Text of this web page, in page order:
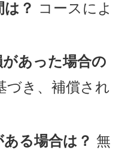
？ コースによ
あった場合の
づき、補償され
る場合は？ 無